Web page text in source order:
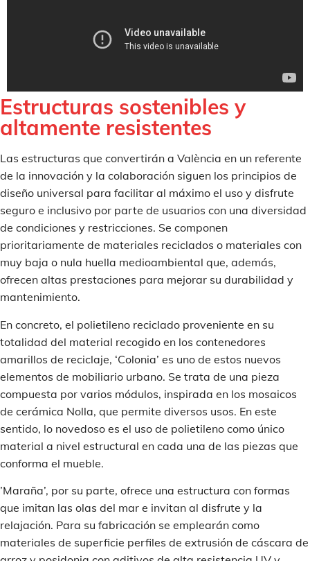
Estructuras sostenibles y
altamente resistentes
Las estructuras que convertirán a València en un referente
de la innovación y la colaboración siguen los principios de
diseño universal para facilitar al máximo el uso y disfrute
seguro e inclusivo por parte de usuarios con una diversidad
de condiciones y restricciones. Se componen
prioritariamente de materiales reciclados o materiales con
muy baja o nula huella medioambiental que, además,
ofrecen altas prestaciones para mejorar su durabilidad y
mantenimiento.
En concreto, el polietileno reciclado proveniente en su
totalidad del material recogido en los contenedores
amarillos de reciclaje, ‘Colonia’ es uno de estos nuevos
elementos de mobiliario urbano. Se trata de una pieza
compuesta por varios módulos, inspirada en los mosaicos
de cerámica Nolla, que permite diversos usos. En este
sentido, lo novedoso es el uso de polietileno como único
material a nivel estructural en cada una de las piezas que
conforma el mueble.
’Maraña’, por su parte, ofrece una estructura con formas
que imitan las olas del mar e invitan al disfrute y la
relajación. Para su fabricación se emplearán como
materiales de superficie perfiles de extrusión de cáscara de